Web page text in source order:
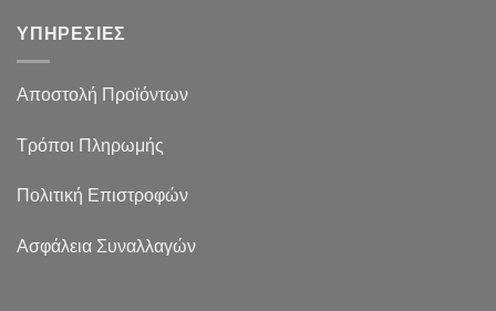
ΥΠΗΡΕΣΙΕΣ
Αποστολή Προϊόντων
Τρόποι Πληρωμής
Πολιτική Επιστροφών
Ασφάλεια Συναλλαγών